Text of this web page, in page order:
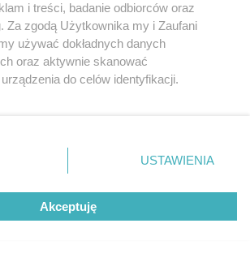
i treści, badanie odbiorców oraz
Za zgodą Użytkownika my i Zaufani
używać dokładnych danych
oraz aktywnie skanować
do celów identyfikacji.
klikając przycisk ustawień prywatności
lewym dolnym rogu strony
danych nie wymagają zgody
masz prawo sprzeciwić się takiemu
będą miały zastosowanie tylko
USTAWIENIA
Akceptuję